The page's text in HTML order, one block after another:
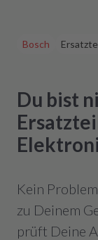
Bosch
Du bist
Kein
zu Deinem
prüft Deine